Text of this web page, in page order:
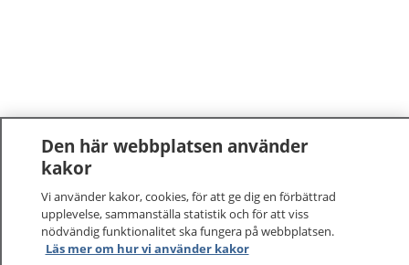
Den här webbplatsen använder
kakor
Vi använder kakor, cookies, för att ge dig en förbättrad
upplevelse, sammanställa statistik och för att viss
nödvändig funktionalitet ska fungera på webbplatsen.
Läs mer om hur vi använder kakor